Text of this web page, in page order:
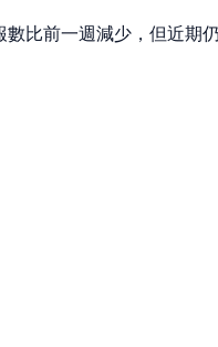
比前一週減少，但近期